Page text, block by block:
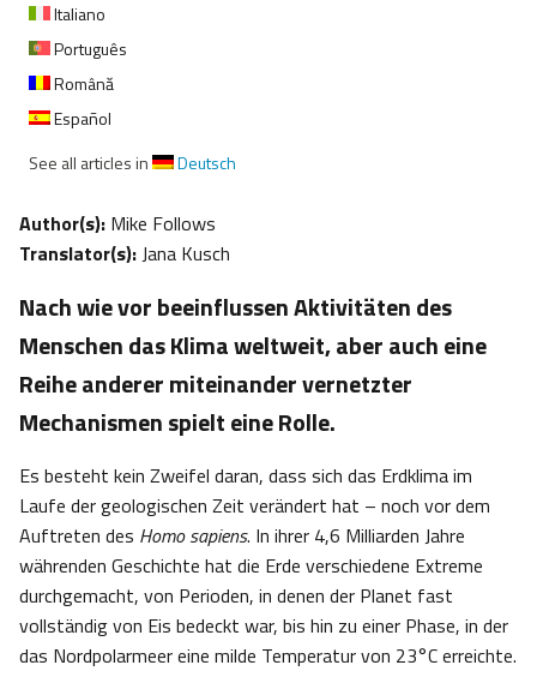
Italiano
Português
Română
Español
See all articles in
Deutsch
Author(s): Mike Follows
Translator(s):Jana Kusch
Nach wie vor beeinflussen Aktivitäten des
Menschen das Klima weltweit, aber auch eine
Reihe anderer miteinander vernetzter
Mechanismen spielt eine Rolle.
Es besteht kein Zweifel daran, dass sich das Erdklima im
Laufe der geologischen Zeit verändert hat – noch vor dem
Auftreten des Homo sapiens. In ihrer 4,6 Milliarden Jahre
währenden Geschichte hat die Erde verschiedene Extreme
durchgemacht, von Perioden, in denen der Planet fast
vollständig von Eis bedeckt war, bis hin zu einer Phase, in der
das Nordpolarmeer eine milde Temperatur von 23°C erreichte.